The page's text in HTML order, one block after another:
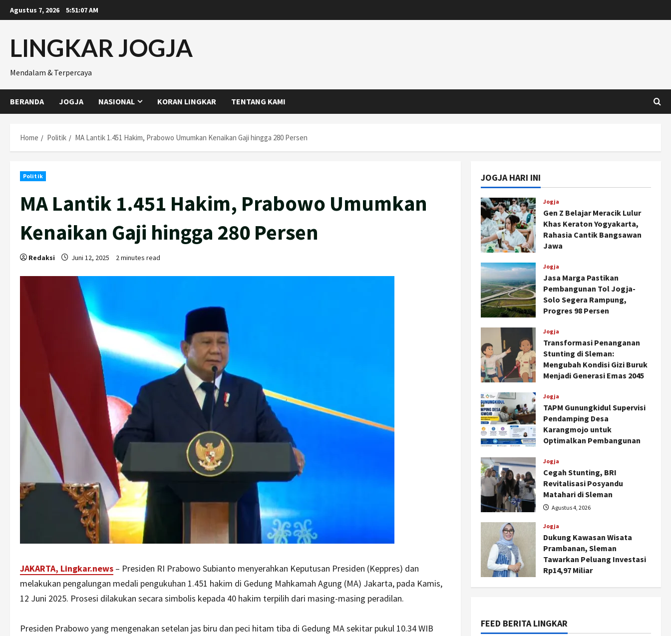
Skip
to
Agustus 7, 2026 5:51:08 AM
LINGKAR JOGJA
Mendalam & Terpercaya
BERANDA JOGJA NASIONAL KORAN LINGKAR TENTANG KAMI
Home Politik MA Lantik 1.451 Hakim, Prabowo Umumkan Kenaikan Gaji hingga 280 Persen
Politik
MA Lantik 1.451 Hakim, Prabowo Umumkan
Kenaikan Gaji hingga 280 Persen
Redaksi Juni 12, 2025 2 minutes read
JAKARTA, Lingkar.news – Presiden RI Prabowo Subianto menyerahkan Keputusan Presiden (Keppres) dan
melakukan pengalungan medali pengukuhan 1.451 hakim di Gedung Mahkamah Agung (MA) Jakarta, pada Kamis,
12 Juni 2025. Prosesi dilakukan secara simbolis kepada 40 hakim terpilih dari masing-masing peradilan.
Presiden Prabowo yang mengenakan setelan jas biru dan peci hitam tiba di Gedung MA sekitar pukul 10.34 WIB
JOGJA HARI INI
Jogja
Gen Z Belajar Meracik Lulur
Khas Keraton Yogyakarta,
Rahasia Cantik Bangsawan
Jawa
Jogja
Jasa Marga Pastikan
Pembangunan Tol Jogja-
Solo Segera Rampung,
Progres 98 Persen
Jogja
Transformasi Penanganan
Stunting di Sleman:
Mengubah Kondisi Gizi Buruk
Menjadi Generasi Emas 2045
Jogja
TAPM Gunungkidul Supervisi
Pendamping Desa
Karangmojo untuk
Optimalkan Pembangunan
Kalurahan
Agustus 5, 2026
Jogja
Cegah Stunting, BRI
Revitalisasi Posyandu
Matahari di Sleman
Agustus 4, 2026
Jogja
Dukung Kawasan Wisata
Prambanan, Sleman
Tawarkan Peluang Investasi
Rp14,97 Miliar
FEED BERITA LINGKAR
2
Nasional
BRIN Kembangkan Sepatu
Murah Mulai Rp75 Ribu untuk
Sekolah Rakyat
Gen Z Belajar Meracik Lulur
Khas Keraton Yogyakarta,